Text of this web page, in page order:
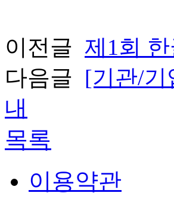
이전글 제1회
다음글 [기관/기
내
목록
이용약관